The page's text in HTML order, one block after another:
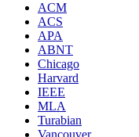
ACM
ACS
APA
ABNT
Chicago
Harvard
IEEE
MLA
Turabian